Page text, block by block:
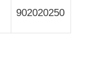
902020250